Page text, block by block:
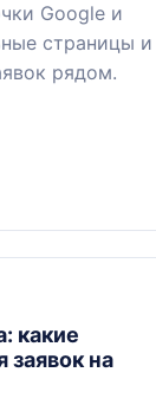
Google и
страницы и
рядом.
какие
на